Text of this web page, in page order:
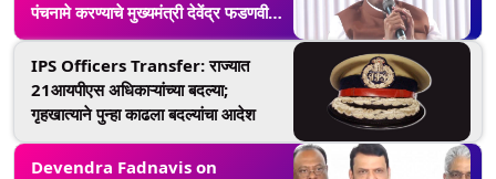
पंचनामे करण्याचे मुख्यमंत्री देवेंद्र फडणवीस
यांचे राज्य मंत्रिमंडळ बैठकीत निर्देश
IPS Officers Transfer: राज्यात
21आयपीएस अधिकाऱ्यांच्या बदल्या;
गृहखात्याने पुन्हा काढला बदल्यांचा आदेश
Devendra Fadnavis on